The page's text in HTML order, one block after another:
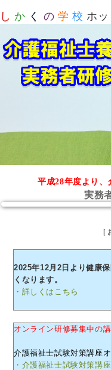
し か く の 学 校 ホ
平成28年度より
実務
[
2025年12月2日より健康
くなります。
・詳しくはこちら
オンライン研修募集中の
介護福祉士試験対策講座
・介護福祉士試験対策講